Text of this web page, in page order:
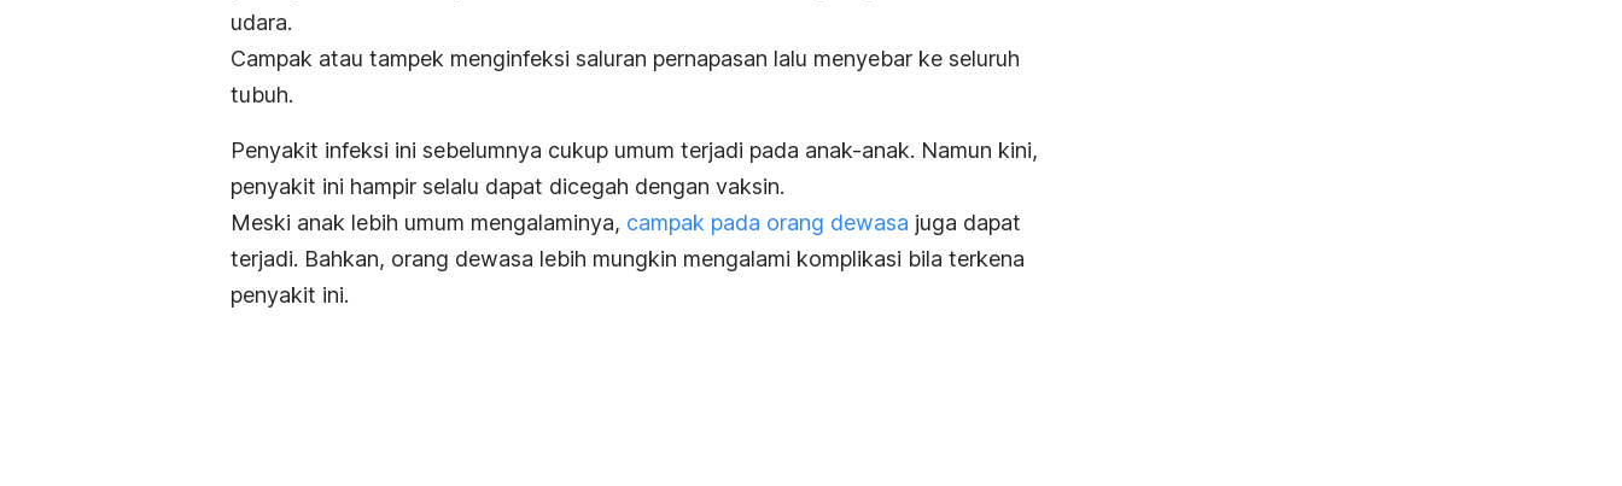
udara.
Campak atau tampek menginfeksi saluran pernapasan lalu menyebar ke seluruh
tubuh.
Penyakit infeksi ini sebelumnya cukup umum terjadi pada anak-anak. Namun kini,
penyakit ini hampir selalu dapat dicegah dengan vaksin.
Meski anak lebih umum mengalaminya, campak pada orang dewasa juga dapat
terjadi. Bahkan, orang dewasa lebih mungkin mengalami komplikasi bila terkena
penyakit ini.